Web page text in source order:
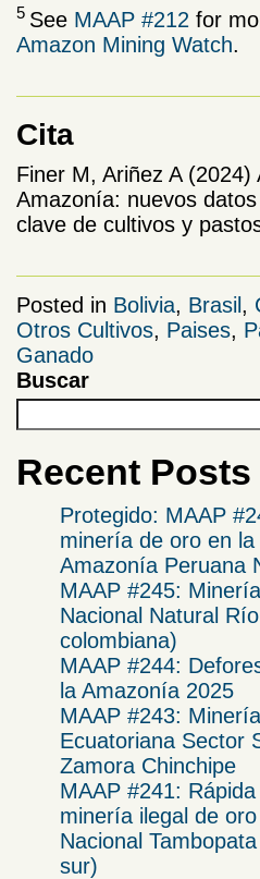
5 See MAAP #212 for
Amazon Mining Watch.
Cita
Finer M, Ariñez A (2024)
Amazonía: nuevos
clave de cultivos y
Posted in Bolivia, Brasil ,
Otros Cultivos, Paises,
Ganado
Buscar
Recent Posts
Protegido: MAAP
minería de oro en
Amazonía Peruana
MAAP #245:
Nacional Natural
colombiana)
MAAP #244:
la Amazonía 2025
​MAAP #243:
Ecuatoriana Sector
Zamora Chinchipe​
MAAP #241:
minería ilegal de
Nacional
sur)